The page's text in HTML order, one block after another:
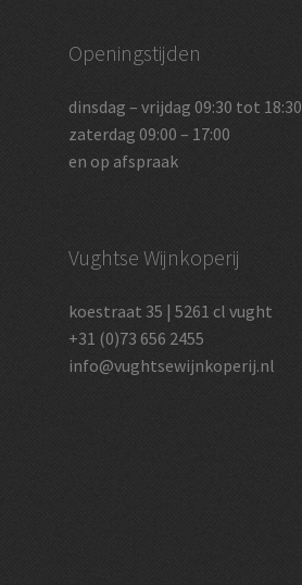
Openingstijden
dinsdag – vrijdag 09:30 tot 18:30
zaterdag 09:00 – 17:00
en op afspraak
Vughtse Wijnkoperij
koestraat 35 | 5261 cl vught
+31 (0)73 656 2455
info@vughtsewijnkoperij.nl